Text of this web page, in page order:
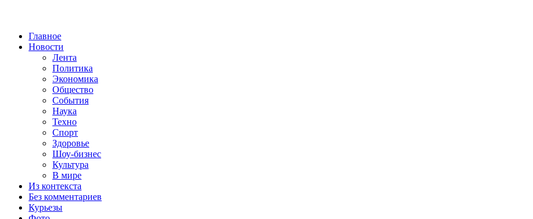
Главное
Новости
Лента
Политика
Экономика
Общество
События
Наука
Техно
Спорт
Здоровье
Шоу-бизнес
Культура
В мире
Из контекста
Без комментариев
Курьезы